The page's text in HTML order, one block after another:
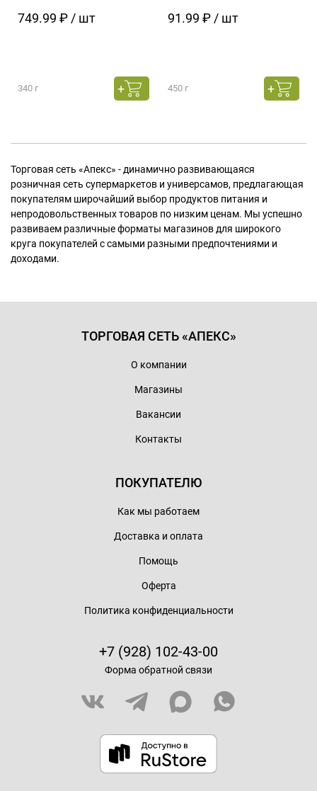
749.99 ₽ / шт
340 г
91.99 ₽ / шт
450 г
Торговая сеть «Апекс» - динамично развивающаяся
розничная сеть супермаркетов и универсамов, предлагающая
покупателям широчайший выбор продуктов питания и
непродовольственных товаров по низким ценам. Мы успешно
развиваем различные форматы магазинов для широкого
круга покупателей с самыми разными предпочтениями и
доходами.
ТОРГОВАЯ СЕТЬ «АПЕКС»
О компании
Магазины
Вакансии
Контакты
ПОКУПАТЕЛЮ
Как мы работаем
Доставка и оплата
Помощь
Оферта
Политика конфиденциальности
+7 (928) 102-43-00
Форма обратной связи